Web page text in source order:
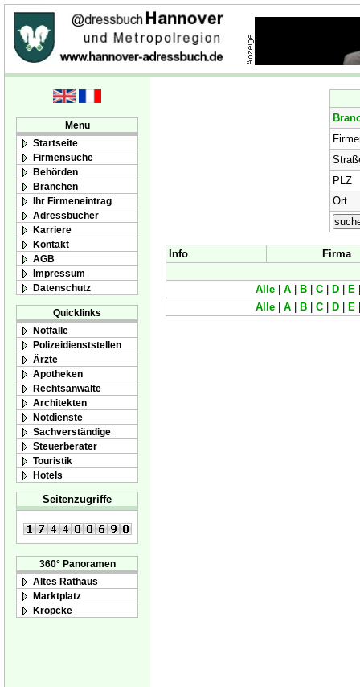
Menu
Startseite
Firmensuche
Behörden
Branchen
Ihr Firmeneintrag
Adressbücher
Karriere
Kontakt
AGB
Impressum
Datenschutz
Quicklinks
Notfälle
Polizeidienststellen
Ärzte
Apotheken
Rechtsanwälte
Architekten
Notdienste
Sachverständige
Steuerberater
Touristik
Hotels
Seitenzugriffe
360° Panoramen
Altes Rathaus
Marktplatz
Kröpcke
PLZ
Ort
Info Firma
Alle A B C D E
Alle
A B C D E